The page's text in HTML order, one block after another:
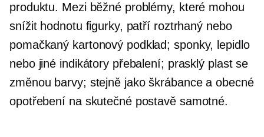
produktu. Mezi běžné problémy, které mohou
snížit hodnotu figurky, patří roztrhaný nebo
pomačkaný kartonový podklad; sponky, lepidlo
nebo jiné indikátory přebalení; prasklý plast se
změnou barvy; stejně jako škrábance a obecné
opotřebení na skutečné postavě samotné.